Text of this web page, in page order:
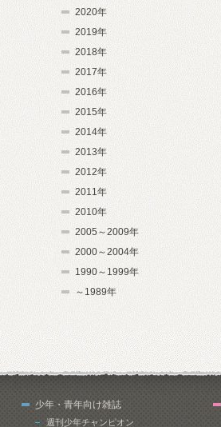
2020年
2019年
2018年
2017年
2016年
2015年
2014年
2013年
2012年
2011年
2010年
2005～2009年
2000～2004年
1990～1999年
～1989年
少年・青年向け雑誌
週刊少年チャンピオン